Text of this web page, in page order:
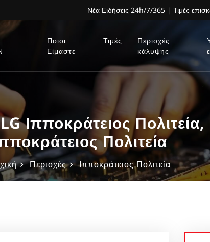
Νέα Ειδήσεις 24h/7/365 | Τιμές
Ποιοι
Είμαστε
Τιμές
Περιοχές
κάλυψης
Ιπποκράτειος
Πολιτεία
Περιοχές Ιπποκράτειος Πολιτεία